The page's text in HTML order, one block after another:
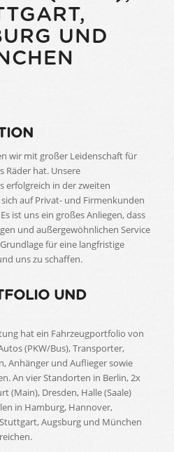
UND
wir mit großer Leidenschaft für
Räder hat. Unsere
erfolgreich in der zweiten
auf Privat- und Firmenkunden
ist uns ein großes Anliegen, dass
und außergewöhnlichen Service
für eine langfristige
uns zu schaffen.
UND
hat ein Fahrzeugportfolio von
(PKW/Bus), Transporter,
Anhänger und Auflieger sowie
An vier Standorten in Berlin, 2x
(Main), Dresden, Halle (Saale)
in Hamburg, Hannover,
Augsburg und München